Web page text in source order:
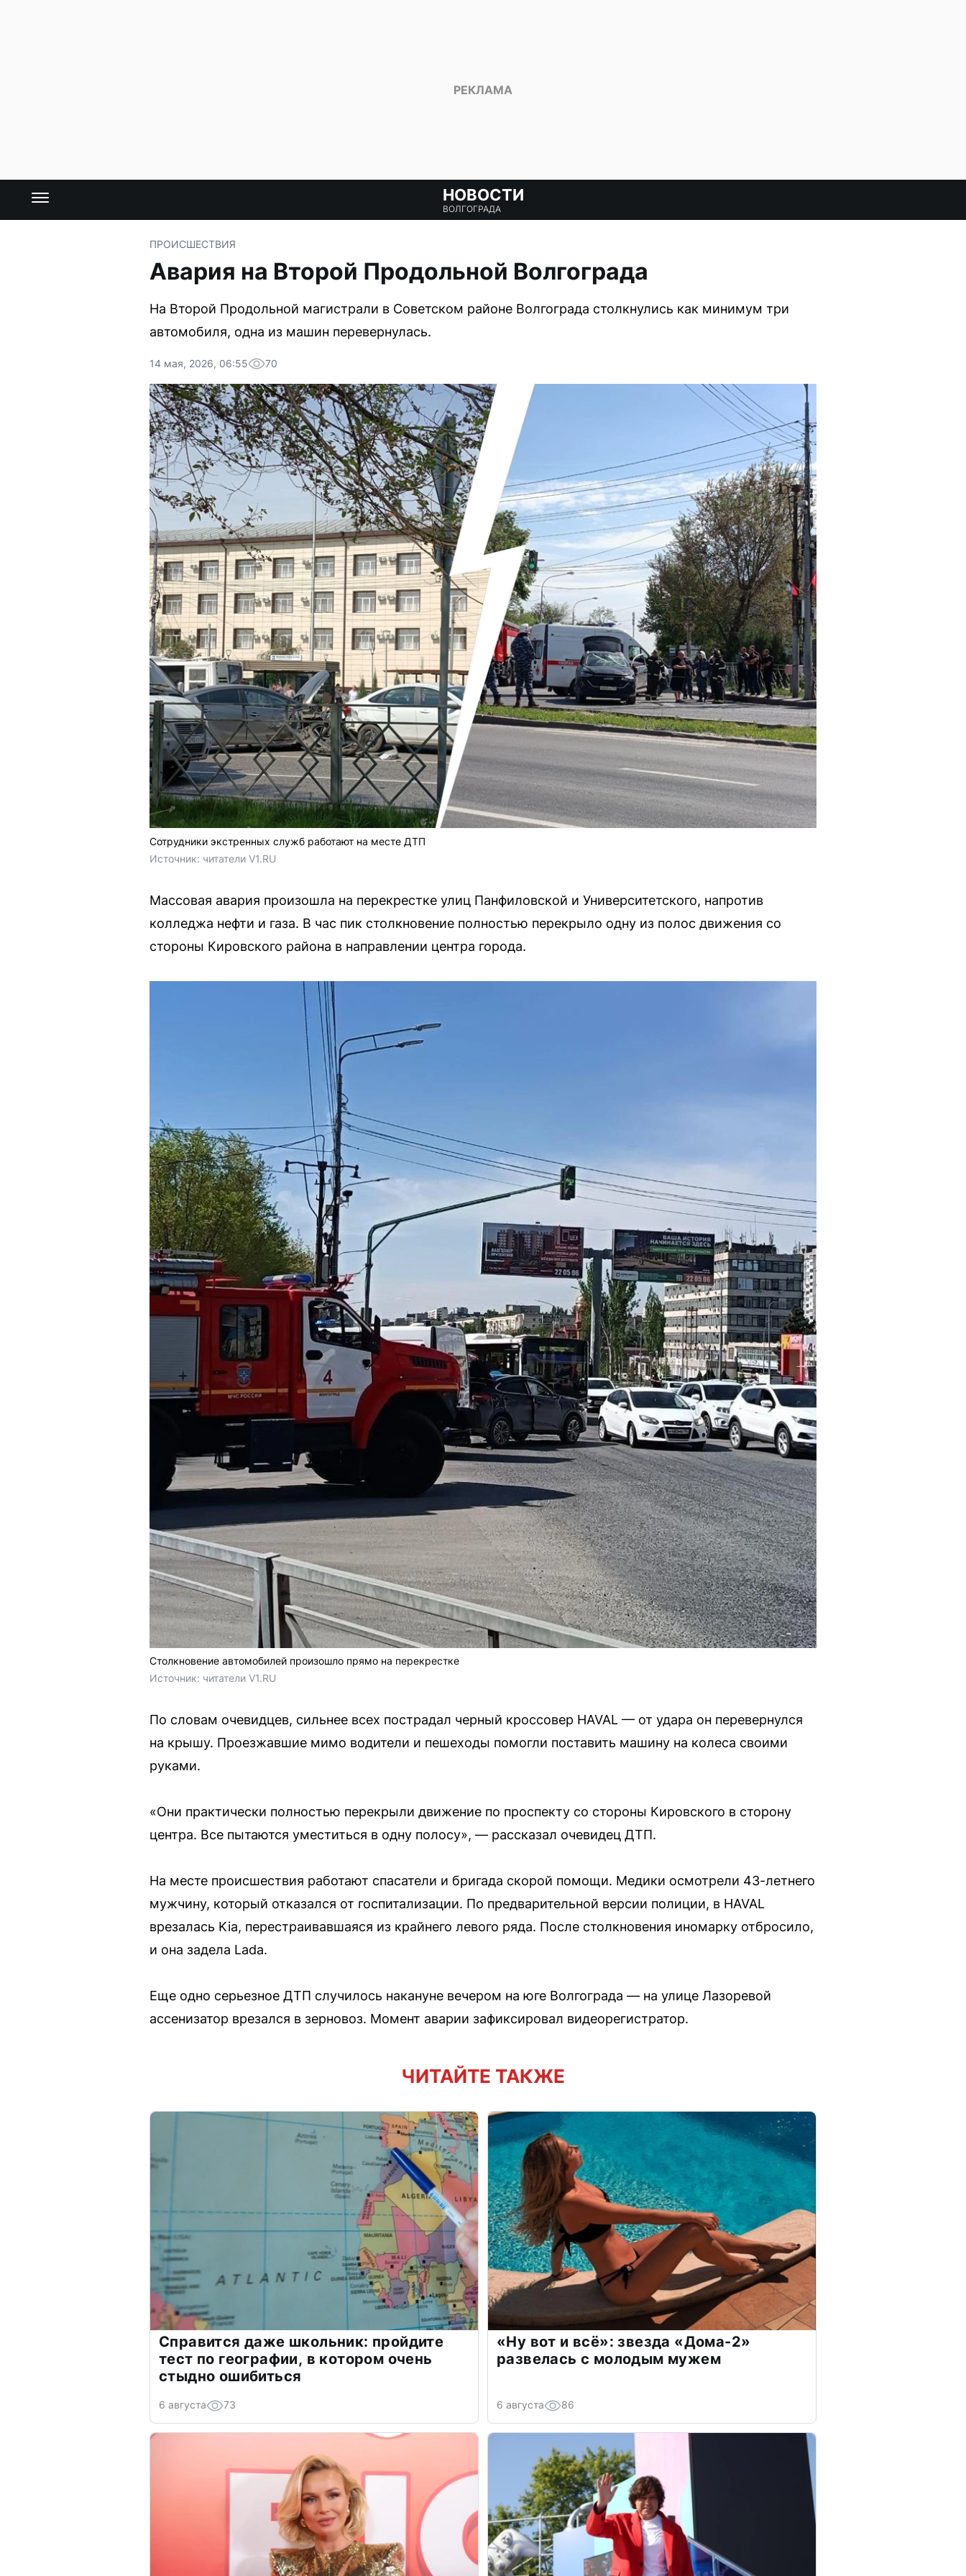
НОВОСТИ
ВОЛГОГРАДА
ПРОИСШЕСТВИЯ
Авария на Второй Продольной Волгограда
На Второй Продольной магистрали в Советском районе Волгограда столкнулись как минимум три
автомобиля, одна из машин перевернулась.
14 мая, 2026, 06:55 70
Сотрудники экстренных служб работают на месте ДТП
Источник: читатели V1.RU
Массовая авария произошла на перекрестке улиц Панфиловской и Университетского, напротив
колледжа нефти и газа. В час пик столкновение полностью перекрыло одну из полос движения со
стороны Кировского района в направлении центра города.
Столкновение автомобилей произошло прямо на перекрестке
Источник: читатели V1.RU
По словам очевидцев, сильнее всех пострадал черный кроссовер HAVAL — от удара он перевернулся
на крышу. Проезжавшие мимо водители и пешеходы помогли поставить машину на колеса своими
руками.
«Они практически полностью перекрыли движение по проспекту со стороны Кировского в сторону
центра. Все пытаются уместиться в одну полосу», — рассказал очевидец ДТП.
На месте происшествия работают спасатели и бригада скорой помощи. Медики осмотрели 43-летнего
мужчину, который отказался от госпитализации. По предварительной версии полиции, в HAVAL
врезалась Kia, перестраивавшаяся из крайнего левого ряда. После столкновения иномарку отбросило,
и она задела Lada.
Еще одно серьезное ДТП случилось накануне вечером на юге Волгограда — на улице Лазоревой
ассенизатор врезался в зерновоз. Момент аварии зафиксировал видеорегистратор.
ЧИТАЙТЕ ТАКЖЕ
Справится даже школьник: пройдите
тест по географии, в котором очень
стыдно ошибиться
6 августа 73
«Ну вот и всё»: звезда «Дома-2»
развелась с молодым мужем
6 августа 86